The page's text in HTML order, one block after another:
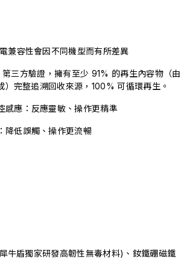
兼容性會因不同機型而有所差異
三方驗證，擁有至少 91% 的再生內容物（由
）完整追溯回收來源，100% 可循環再生。
感應：反應靈敏、操作更精準
降低誤觸、操作更流暢
牛盾獨家研發高韌性無毒材料)、釹鐵硼磁鐵